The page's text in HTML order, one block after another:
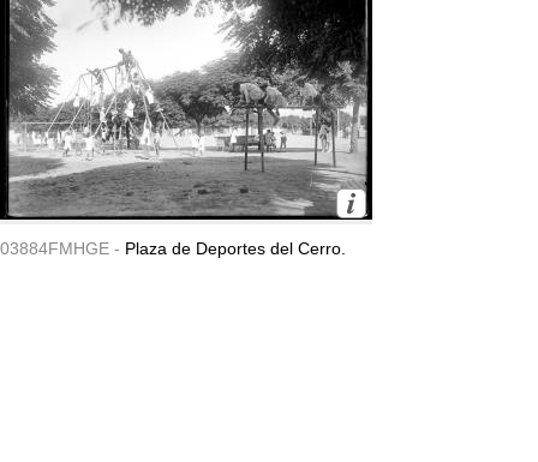
03884FMHGE - Plaza de Deportes del Cerro.